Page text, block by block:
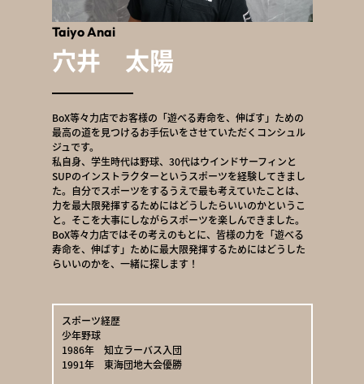
Taiyo Anai
穴井 太陽
BoX等々力店でお客様の「遊べる寿命を、伸ばす」ための
最高の道を見つけるお手伝いをさせていただくコンシュル
ジュです。
私自身、学生時代は野球、30代はウインドサーフィンと
SUPのインストラクターというスポーツを経験してきまし
た。自分でスポーツをするうえで最も考えていたことは、
力を最大限発揮するためにはどうしたらいいのかというこ
と。そこを大事にしながらスポーツを楽しんできました。
BoX等々力店ではその考えのもとに、皆様の力を「遊べる
寿命を、伸ばす」ために最大限発揮するためにはどうした
らいいのかを、一緒に探します！
スポーツ経歴
少年野球
1986年 知立ラーバス入団
1991年 東海団地大会優勝